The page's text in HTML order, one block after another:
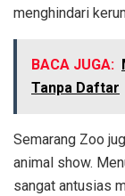
menghindari
BACA JUGA:
Tanpa Daftar
Semarang Zoo
animal show.
sangat antusias